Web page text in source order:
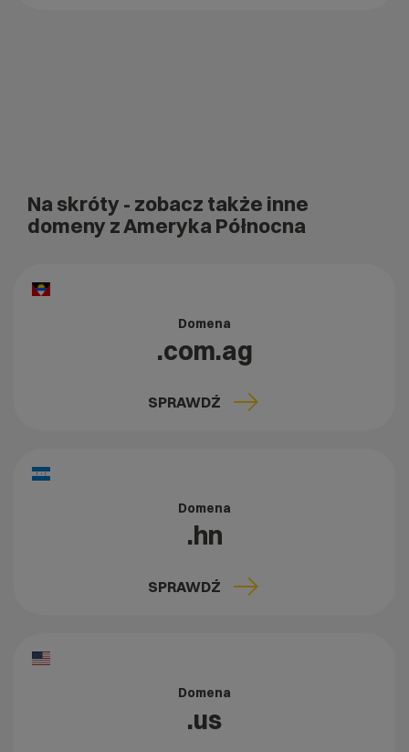
Na skróty - zobacz także inne
domeny z Ameryka Północna
Domena
.com.ag
SPRAWDŹ
Domena
.hn
SPRAWDŹ
Domena
.us